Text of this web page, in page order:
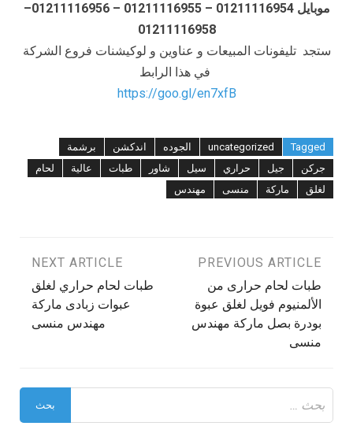
موبايل 01211116954 – 01211116955 – 01211116956–
01211116958
ستجد تليفونات المبيعات و عناوين و لوكيشنات فروع الشركة
في هذا الرابط
https://goo.gl/en7xfB
Tagged
uncategorized الجوده اندكشن
برشمة
جركن
جيل حراري سيل شاور طبات عالية
لحام
لغلق
ماركة منسى مهندس
تصفّح
المقالات
PREVIOUS ARTICLE
طبات لحام حرارى من
الألمنيوم فويل لغلق عبوة
بودرة بصل ماركة مهندس
منسى
NEXT ARTICLE
طبات لحام حراري لغلق
عبوات زبادى ماركة
مهندس منسى
عن: